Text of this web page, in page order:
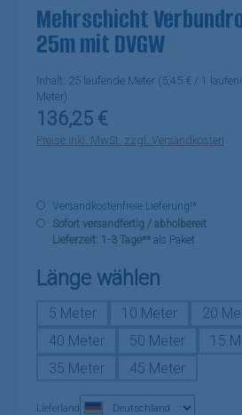
Mehrschicht
25m mit DVGW
Inhalt: 25 laufende Meter (5,45 € / 1
Meter)
Regulärer Preis:
136,25 €
Preise inkl. MwSt. zzgl. Versandkosten
Versandkostenfreie Lieferung!*
Sofort versandfertig / abholbereit
Lieferzeit: 1-3 Tage** als Paket
Länge wählen
5 Meter 10 Meter 20
40 Meter
50 Meter 15
35 Meter
45 Meter
Lieferland